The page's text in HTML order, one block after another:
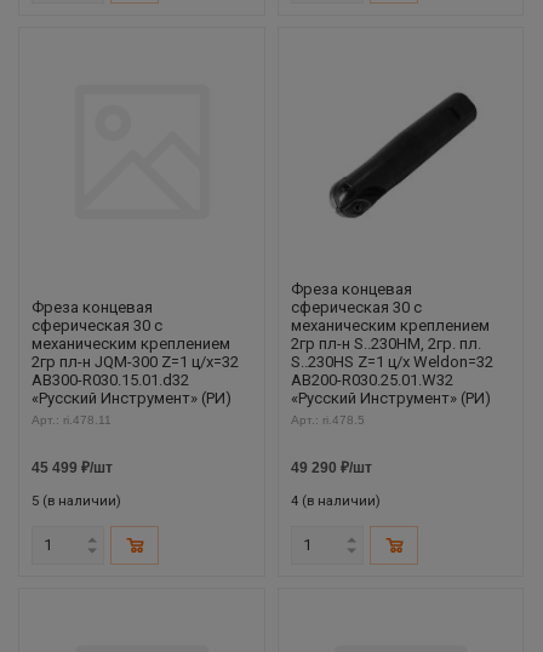
Фреза концевая
сферическая 30 с
механическим креплением
2гр пл-н JQM-300 Z=1 ц/х=32
AB300-R030.15.01.d32
«Русский Инструмент» (РИ)
Арт.: ri.478.11
45 499 ₽/шт
5 (в наличии)
Фреза концевая
сферическая 30 с
механическим креплением
2гр пл-н S..230HM, 2гр. пл.
S..230HS Z=1 ц/х Weldon=32
AB200-R030.25.01.W32
«Русский Инструмент» (РИ)
Арт.: ri.478.5
49 290 ₽/шт
4 (в наличии)